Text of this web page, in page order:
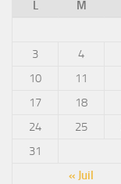
L
M
« Juil
3
4
10
11
17
18
24
25
31